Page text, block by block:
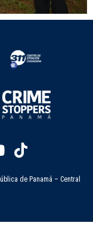
de Panamá – Central